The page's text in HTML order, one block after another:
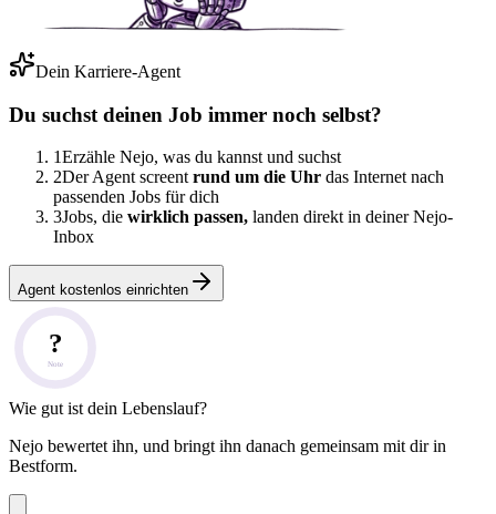
Dein Karriere-Agent
Du suchst deinen Job immer noch selbst?
1Erzähle Nejo, was du kannst und suchst
2Der Agent screent rund um die Uhr das Internet nach
passenden Jobs für dich
3Jobs, die wirklich passen, landen direkt in deiner Nejo-
Inbox
Agent kostenlos einrichten
?
Note
Wie gut ist dein Lebenslauf?
Nejo bewertet ihn, und bringt ihn danach gemeinsam mit dir in
Bestform.